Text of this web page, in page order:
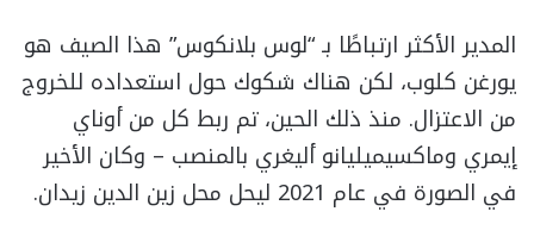
المدير الأكثر ارتباطًا بـ “لوس بلانكوس” هذا الصيف هو
يورغن كلوب، لكن هناك شكوك حول استعداده للخروج
من الاعتزال. منذ ذلك الحين، تم ربط كل من أوناي
إيمري وماكسيميليانو أليغري بالمنصب – وكان الأخير
في الصورة في عام 2021 ليحل محل زين الدين زيدان.